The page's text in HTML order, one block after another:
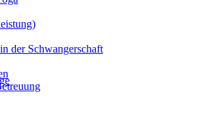
der Schwangerschaft